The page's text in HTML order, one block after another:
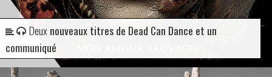
Deuxnouveaux titres de Dead Can Dance et un
communiqué